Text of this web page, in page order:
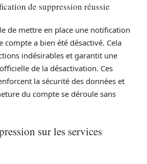
de suppression réussie
de mettre en place une notification
a bien été désactivé. Cela
indésirables et garantit une
de la désactivation. Ces
la sécurité des données et
du compte se déroule sans
sur les services